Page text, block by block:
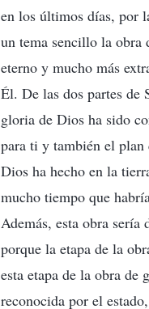
en los últimos días, por
un tema sencillo la obra
eterno y mucho más
Él. De las dos partes de
gloria de Dios ha sido
para ti y también el plan
Dios ha hecho en la
mucho tiempo que
Además, esta obra
porque la etapa de la
esta etapa de la obra de
reconocida por el